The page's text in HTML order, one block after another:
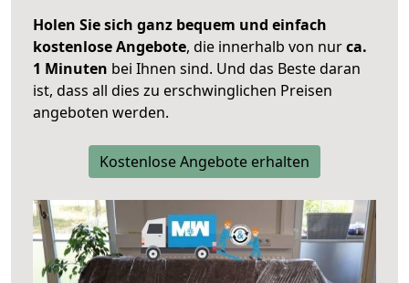
Holen Sie sich ganz bequem und einfach
kostenlose Angebote, die innerhalb von nurca.
1 Minuten bei Ihnen sind. Und das Beste daran
ist, dass all dies zu erschwinglichen Preisen
angeboten werden.
Kostenlose Angebote erhalten